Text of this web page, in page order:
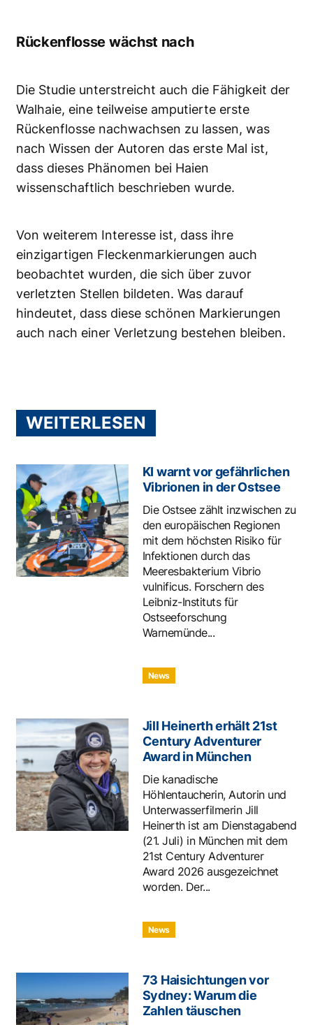
Rückenflosse wächst nach
Die Studie unterstreicht auch die Fähigkeit der
Walhaie, eine teilweise amputierte erste
Rückenflosse nachwachsen zu lassen, was
nach Wissen der Autoren das erste Mal ist,
dass dieses Phänomen bei Haien
wissenschaftlich beschrieben wurde.
Von weiterem Interesse ist, dass ihre
einzigartigen Fleckenmarkierungen auch
beobachtet wurden, die sich über zuvor
verletzten Stellen bildeten. Was darauf
hindeutet, dass diese schönen Markierungen
auch nach einer Verletzung bestehen bleiben.
WEITERLESEN
KI warnt vor gefährlichen
Vibrionen in der Ostsee
Die Ostsee zählt inzwischen zu
den europäischen Regionen
mit dem höchsten Risiko für
Infektionen durch das
Meeresbakterium Vibrio
vulnificus. Forschern des
Leibniz-Instituts für
Ostseeforschung
Warnemünde...
News
Jill Heinerth erhält 21st
Century Adventurer
Award in München
Die kanadische
Höhlentaucherin, Autorin und
Unterwasserfilmerin Jill
Heinerth ist am Dienstagabend
(21. Juli) in München mit dem
21st Century Adventurer
Award 2026 ausgezeichnet
worden. Der...
News
73 Haisichtungen vor
Sydney: Warum die
Zahlen täuschen